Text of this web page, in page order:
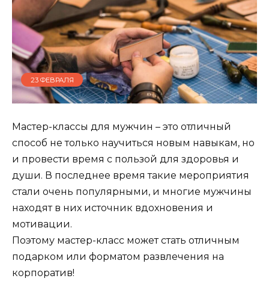
23 ФЕВРАЛЯ
Мастер-классы для мужчин – это отличный
способ не только научиться новым навыкам, но
и провести время с пользой для здоровья и
души. В последнее время такие мероприятия
стали очень популярными, и многие мужчины
находят в них источник вдохновения и
мотивации.
Поэтому мастер-класс может стать отличным
подарком или форматом развлечения на
корпоратив!